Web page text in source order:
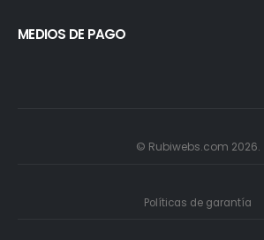
MEDIOS DE PAGO
© Rubiwebs.com 2026.
Políticas de garantía